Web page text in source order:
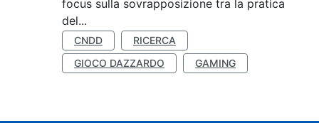
focus sulla sovrapposizione tra la pratica
del...
CNDD
RICERCA
GIOCO DAZZARDO
GAMING